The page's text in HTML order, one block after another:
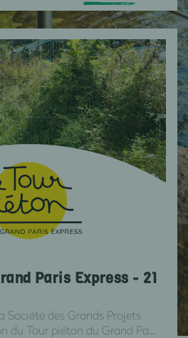
Paris Express - 21
Société des Grands Projets
du Tour piéton du Grand Pa...